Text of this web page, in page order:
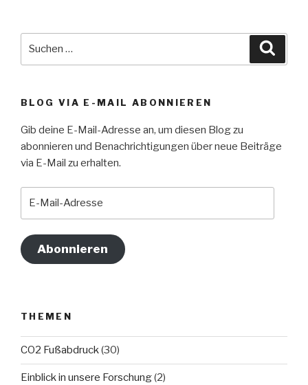
is….“
BLOG VIA E-MAIL ABONNIEREN
Gib deine E-Mail-Adresse an, um diesen Blog zu
abonnieren und Benachrichtigungen über neue Beiträge
via E-Mail zu erhalten.
Abonnieren
THEMEN
CO2 Fußabdruck(30)
Einblick in unsere Forschung(2)